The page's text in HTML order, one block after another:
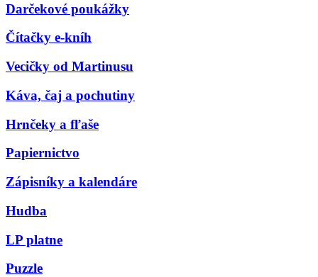
Darčekové poukážky
Čítačky e-kníh
Vecičky od Martinusu
Káva, čaj a pochutiny
Hrnčeky a fľaše
Papiernictvo
Zápisníky a kalendáre
Hudba
LP platne
Puzzle